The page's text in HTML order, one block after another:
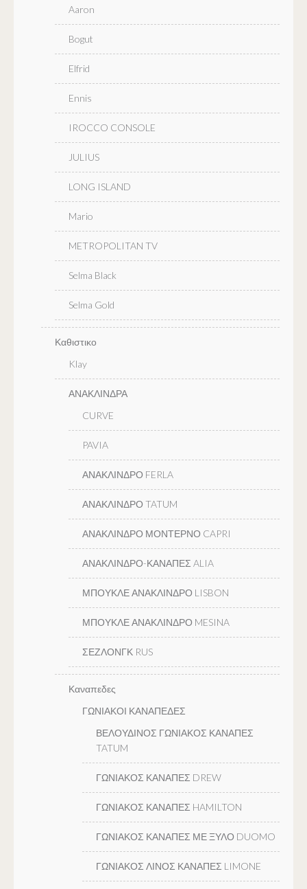
Aaron
Bogut
Elfrid
Ennis
IROCCO CONSOLE
JULIUS
LONG ISLAND
Mario
METROPOLITAN TV
Selma Black
Selma Gold
Καθιστικο
Klay
ΑΝΑΚΛΙΝΔΡΑ
CURVE
PAVIA
ΑΝΑΚΛΙΝΔΡΟ FERLA
ΑΝΑΚΛΙΝΔΡΟ TATUM
ΑΝΑΚΛΙΝΔΡΟ ΜΟΝΤΕΡΝΟ CAPRI
ΑΝΑΚΛΙΝΔΡΟ-ΚΑΝΑΠΕΣ ALIA
ΜΠΟΥΚΛΕ ΑΝΑΚΛΙΝΔΡΟ LISBON
ΜΠΟΥΚΛΕ ΑΝΑΚΛΙΝΔΡΟ MESINA
ΣΕΖΛΟΝΓΚ RUS
Καναπεδες
ΓΩΝΙΑΚΟΙ ΚΑΝΑΠΕΔΕΣ
ΒΕΛΟΥΔΙΝΟΣ ΓΩΝΙΑΚΟΣ ΚΑΝΑΠΕΣ
TATUM
ΓΩΝΙΑΚΟΣ ΚΑΝΑΠΕΣ DREW
ΓΩΝΙΑΚΟΣ ΚΑΝΑΠΕΣ HAMILTON
ΓΩΝΙΑΚΟΣ ΚΑΝΑΠΕΣ ΜΕ ΞΥΛΟ DUOMO
ΓΩΝΙΑΚΟΣ ΛΙΝΟΣ ΚΑΝΑΠΕΣ LIMONE